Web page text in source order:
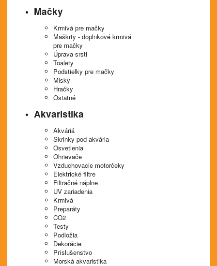
Mačky
Krmivá pre mačky
Maškrty - doplnkové krmivá
pre mačky
Úprava srsti
Toalety
Podstielky pre mačky
Misky
Hračky
Ostatné
Akvaristika
Akváriá
Skrinky pod akvária
Osvetlenia
Ohrievače
Vzduchovacie motorčeky
Elektrické filtre
Filtračné náplne
UV zariadenia
Krmivá
Preparáty
CO2
Testy
Podložia
Dekorácie
Príslušenstvo
Morská akvaristika